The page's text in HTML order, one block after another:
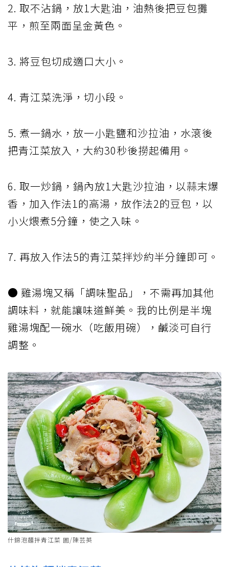
2. 取不沾鍋，放1大匙油，油熱後把豆包攤
平，煎至兩面呈金黃色。
3. 將豆包切成適口大小。
4. 青江菜洗淨，切小段。
5. 煮一鍋水，放一小匙鹽和沙拉油，水滾後
把青江菜放入，大約30秒後撈起備用。
6. 取一炒鍋，鍋內放1大匙沙拉油，以蒜末爆
香，加入作法1的高湯，放作法2的豆包，以
小火煨煮5分鐘，使之入味。
7. 再放入作法5的青江菜拌炒約半分鐘即可。
● 雞湯塊又稱「調味聖品」，不需再加其他
調味料，就能讓味道鮮美。我的比例是半塊
雞湯塊配一碗水（吃飯用碗），鹹淡可自行
調整。
什錦泡麵拌青江菜 圖/陳芸英